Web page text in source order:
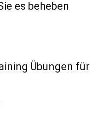
es beheben
Übungen für